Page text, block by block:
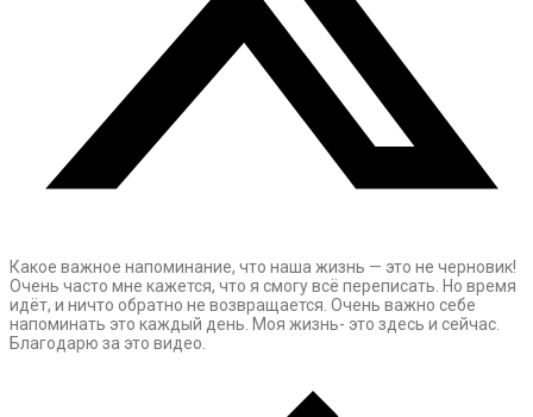
Какое важное напоминание, что наша жизнь — это не черновик!
Очень часто мне кажется, что я смогу всё переписать. Но время
идёт, и ничто обратно не возвращается. Очень важно себе
напоминать это каждый день. Моя жизнь- это здесь и сейчас.
Благодарю за это видео.